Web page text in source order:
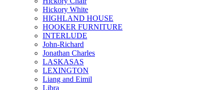
Hickory White
HIGHLAND HOUSE
HOOKER FURNITURE
INTERLUDE
John-Richard
Jonathan Charles
LASKASAS
LEXINGTON
Liang and Eimil
Libra